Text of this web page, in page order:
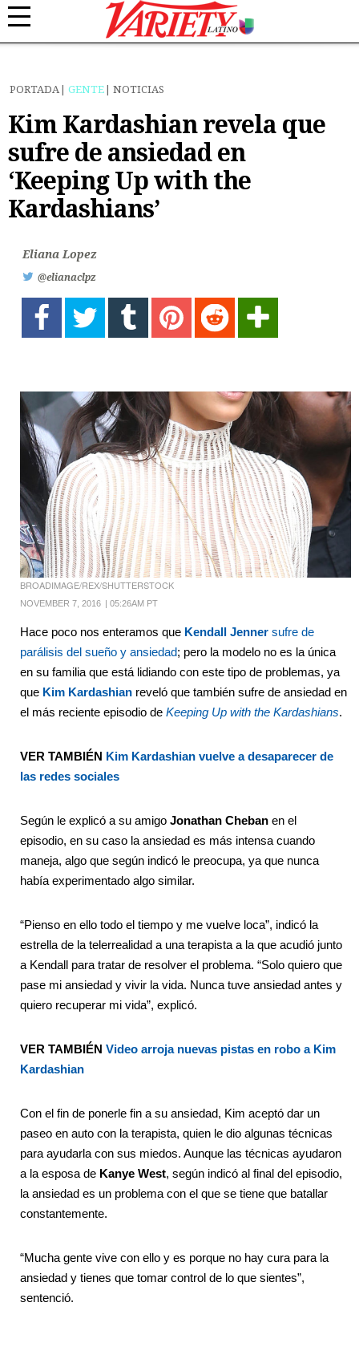
PORTADA GENTE NOTICIAS
Kim Kardashian revela que
sufre de ansiedad en
‘Keeping Up with the
Kardashians’
Eliana Lopez
@elianaclpz
BROADIMAGE/REX/SHUTTERSTOCK
NOVEMBER 7, 2016 05:26AM PT
Hace poco nos enteramos que Kendall Jenner sufre de
parálisis del sueño y ansiedad; pero la modelo no es la única
en su familia que está lidiando con este tipo de problemas, ya
que Kim Kardashian reveló que también sufre de ansiedad en
el más reciente episodio de Keeping Up with the Kardashians.
VER TAMBIÉN Kim Kardashian vuelve a desaparecer de
las redes sociales
Según le explicó a su amigo Jonathan Cheban en el
episodio, en su caso la ansiedad es más intensa cuando
maneja, algo que según indicó le preocupa, ya que nunca
había experimentado algo similar.
“Pienso en ello todo el tiempo y me vuelve loca”, indicó la
estrella de la telerrealidad a una terapista a la que acudió junto
a Kendall para tratar de resolver el problema. “Solo quiero que
pase mi ansiedad y vivir la vida. Nunca tuve ansiedad antes y
quiero recuperar mi vida”, explicó.
VER TAMBIÉN Video arroja nuevas pistas en robo a Kim
Kardashian
Con el fin de ponerle fin a su ansiedad, Kim aceptó dar un
paseo en auto con la terapista, quien le dio algunas técnicas
para ayudarla con sus miedos. Aunque las técnicas ayudaron
a la esposa de Kanye West, según indicó al final del episodio,
la ansiedad es un problema con el que se tiene que batallar
constantemente.
“Mucha gente vive con ello y es porque no hay cura para la
ansiedad y tienes que tomar control de lo que sientes”,
sentenció.